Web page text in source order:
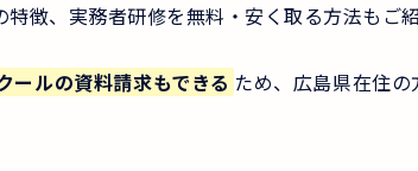
徴、実務者研修を無料・安く取る方法もご
ールの資料請求もできる ため、広島県在住